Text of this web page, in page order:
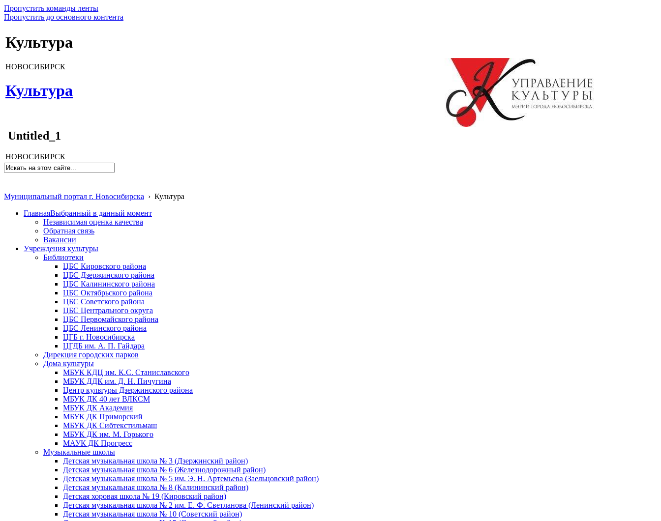
Пропустить команды ленты
Пропустить до основного контента
Культура
НОВОСИБИРСК
Культура
Untitled_1
НОВОСИБИРСК
Муниципальный портал г. Новосибирска › Культура
ГлавнаяВыбранный в данный момент
Независимая оценка качества
Обратная связь
Вакансии
Учреждения культуры
Библиотеки
ЦБС Кировского района
ЦБС Дзержинского района
ЦБС Калининского района
ЦБС Октябрьского района
ЦБС Советского района
ЦБС Центрального округа
ЦБС Первомайского района
ЦБС Ленинского района
ЦГБ г. Новосибирска
ЦГДБ им. А. П. Гайдара
Дирекция городских парков
Дома культуры
МБУК КДЦ им. К.С. Станиславского
МБУК ДДК им. Д. Н. Пичугина
Центр культуры Дзержинского района
МБУК ДК 40 лет ВЛКСМ
МБУК ДК Академия
МБУК ДК Приморский
МБУК ДК Сибтекстильмаш
МБУК ДК им. М. Горького
МАУК ДК Прогресс
Музыкальные школы
Детская музыкальная школа № 3 (Дзержинский район)
Детская музыкальная школа № 6 (Железнодорожный район)
Детская музыкальная школа № 5 им. Э. Н. Артемьева (Заельцовский район)
Детская музыкальная школа № 8 (Калининский район)
Детская хоровая школа № 19 (Кировский район)
Детская музыкальная школа № 2 им. Е. Ф. Светланова (Ленинский район)
Детская музыкальная школа № 10 (Советский район)